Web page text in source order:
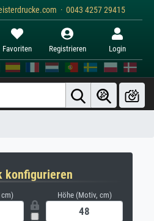
· 0043 4257 29415
Favoriten Registrieren Login
konfigurieren
cm) Höhe (Motiv, cm)